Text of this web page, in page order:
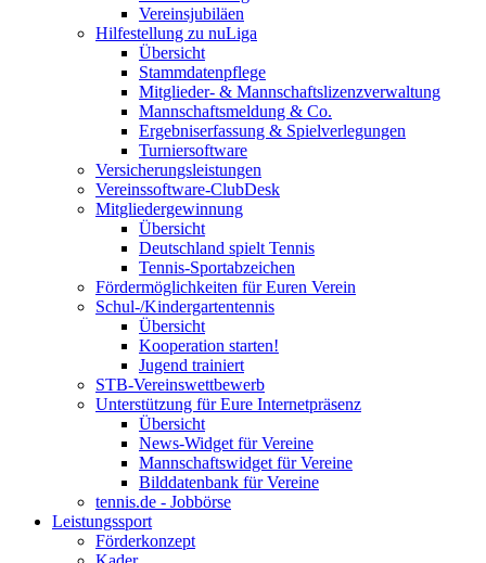
Vereinsjubiläen
Hilfestellung zu nuLiga
Übersicht
Stammdatenpflege
Mitglieder- & Mannschaftslizenzverwaltung
Mannschaftsmeldung & Co.
Ergebniserfassung & Spielverlegungen
Turniersoftware
Versicherungsleistungen
Vereinssoftware-ClubDesk
Mitgliedergewinnung
Übersicht
Deutschland spielt Tennis
Tennis-Sportabzeichen
Fördermöglichkeiten für Euren Verein
Schul-/Kindergartentennis
Übersicht
Kooperation starten!
Jugend trainiert
STB-Vereinswettbewerb
Unterstützung für Eure Internetpräsenz
Übersicht
News-Widget für Vereine
Mannschaftswidget für Vereine
Bilddatenbank für Vereine
tennis.de - Jobbörse
Leistungssport
Förderkonzept